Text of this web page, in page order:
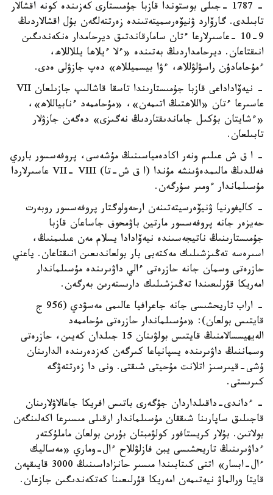
- 1787 -جىلى بوستوندا قازبا جۇمىستارى كەزىندە كونە اقشالار
تابىلدى. گارۆارد ۋنيۆەرسميتەتىندە زەرتتەلگەن بۇل اقشالاردىڭ
9-10 -عاسىرلارعا ءتان سامارقاندتىق ديرحامدار ەنكەندىگىن
انىقتاعان. ديرحامداردىڭ بەتىندە «ءلا ءيلاھا يللاللاھ،
ءمۇحامادۇن راسۋلۋللاھ، ءۋا بيسميللاھ» دەپ جازۋلى ەدى.
- نيەۆاداداعى قازبا جۇمىستارىندا تاسقا قاشالىپ جازىلعان VII
عاسىرعا ءتان «اللاھتىڭ اتىمەن»، «مۇحاممەد ءنابياللاھ»،
«ءشايتان بۇكىل جاماندىقتاردىڭ نەگىزى» دەگەن جازۋلار
تابىلعان.
- ا ق ش عىلىم ونەر اكادەمياسىنىڭ مۇشەسى، پروفەسسور بارري
فەللدىڭ مالىمدەۋىنشە مۇندا (ا ق ش-تا) VII- VIII عاسىرلاردا
مۇسىلماندار ءومىر سۇرگەن.
- كاليفورنيا ۋنيۆەرسيتەتىنەن ارحەولوگتار پروفەسسور روبەرت
حەيزەر جانە پروفەسسور مارتين باۋمحوف جاساعان قازبا
جۇمىستارىنىڭ ناتيجەسىندە نيەۆادادا يسلام مەن عىلىمنىڭ،
اسىرەسە تەڭىزشىلىك مەكتەبى بار بولعاندىعىن انىقتاعان. ياعني
حازرەتى وسمان جانە حازرەتى ءالي داۋىرىندە مۇسىلماندار
امەريكا قۇرلىعىندا تەڭىزشىلىك دارىستەرىن بەرگەن.
- اراب تاريحشىسى جانە جاعرافيا عالىمى مەسۋدي (956 ج
قايتىس بولعان): «مۇسىلماندار حازرەتى مۇحاممەد
الەيھيسسالامنىڭ قايتىس بولۋىنان 15 جىلدان كەيىن، حازرەتى
وسماننىڭ داۋىرىندە يسپانياعا كىرگەن كەزدەرىندە الدارىنان
ۇشى-قيىرسىز اتلانت مۇحيتى شىقتى. ونى دا زەرتتەۋگە
كىرىستى.
- ءداندى-داقىلداردان جۇگەرى باتىس افريكا جاعالاۋلارىنان
قاجىلىق ساپارىنا شىققان مۇسىلماندار ارقىلى مىسىرعا اكەلىنگەن
بولاتىن. بۇلار كريستافور كولۋمبتان بۇرىن بولعان ماملۇكتەر
ءداۋىرىنىڭ تاريحشىسى يبن فازلۋللاح ءال-وماري «مەساليك
ءال-ابسار» اتتى كىتابىندا مىسىر حانزاداسىنىڭ 3000 قايىقپەن
قايتا ورالماۋ نيەتىمەن امەريكا قۇرلىعىنا كەتكەندىگىن جازعان.